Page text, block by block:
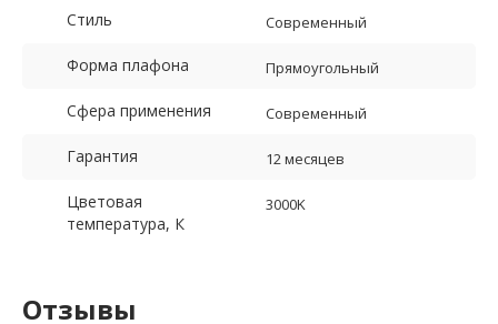
Стиль Современный
Форма плафона Прямоугольный
Сфера применения Современный
Гарантия 12 месяцев
Цветовая
температура, К
3000K
Отзывы